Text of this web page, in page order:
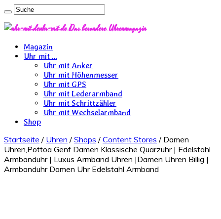
uhr-mit.de Das besondere Uhrenmagazin
Magazin
Uhr mit …
Uhr mit Anker
Uhr mit Höhenmesser
Uhr mit GPS
Uhr mit Lederarmband
Uhr mit Schrittzähler
Uhr mit Wechselarmband
Shop
Startseite / Uhren / Shops / Content Stores / Damen
Uhren,Pottoa Genf Damen Klassische Quarzuhr | Edelstahl
Armbanduhr | Luxus Armband Uhren |Damen Uhren Billig |
Armbanduhr Damen Uhr Edelstahl Armband